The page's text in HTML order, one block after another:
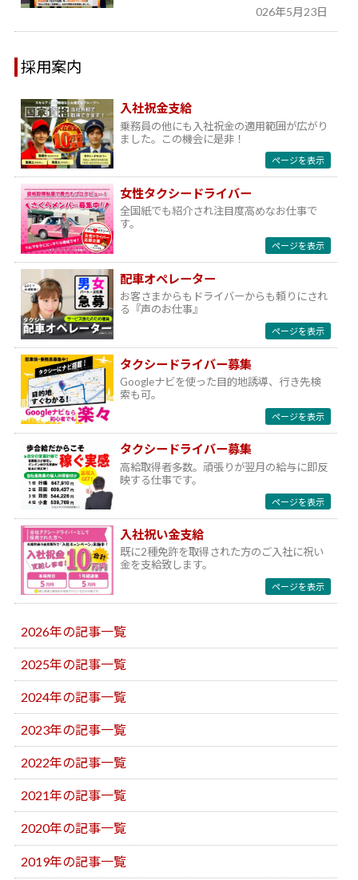
026年5月23日
採用案内
入社祝金支給
乗務員の他にも入社祝金の適用範囲が広がり
ました。この機会に是非！
ページを表示
女性タクシードライバー
全国紙でも紹介され注目度高めなお仕事で
す。
ページを表示
配車オペレーター
お客さまからもドライバーからも頼りにされ
る『声のお仕事』
ページを表示
タクシードライバー募集
Googleナビを使った目的地誘導、行き先検
索も可。
ページを表示
タクシードライバー募集
高給取得者多数。頑張りが翌月の給与に即反
映する仕事です。
ページを表示
入社祝い金支給
既に2種免許を取得された方のご入社に祝い
金を支給致します。
ページを表示
2026年の記事一覧
2025年の記事一覧
2024年の記事一覧
2023年の記事一覧
2022年の記事一覧
2021年の記事一覧
2020年の記事一覧
2019年の記事一覧